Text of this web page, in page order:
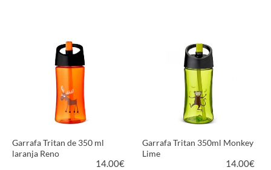
Garrafa Tritan de 350 ml
laranja Reno
14.00€
Garrafa Tritan 350ml Monkey
Lime
14.00€